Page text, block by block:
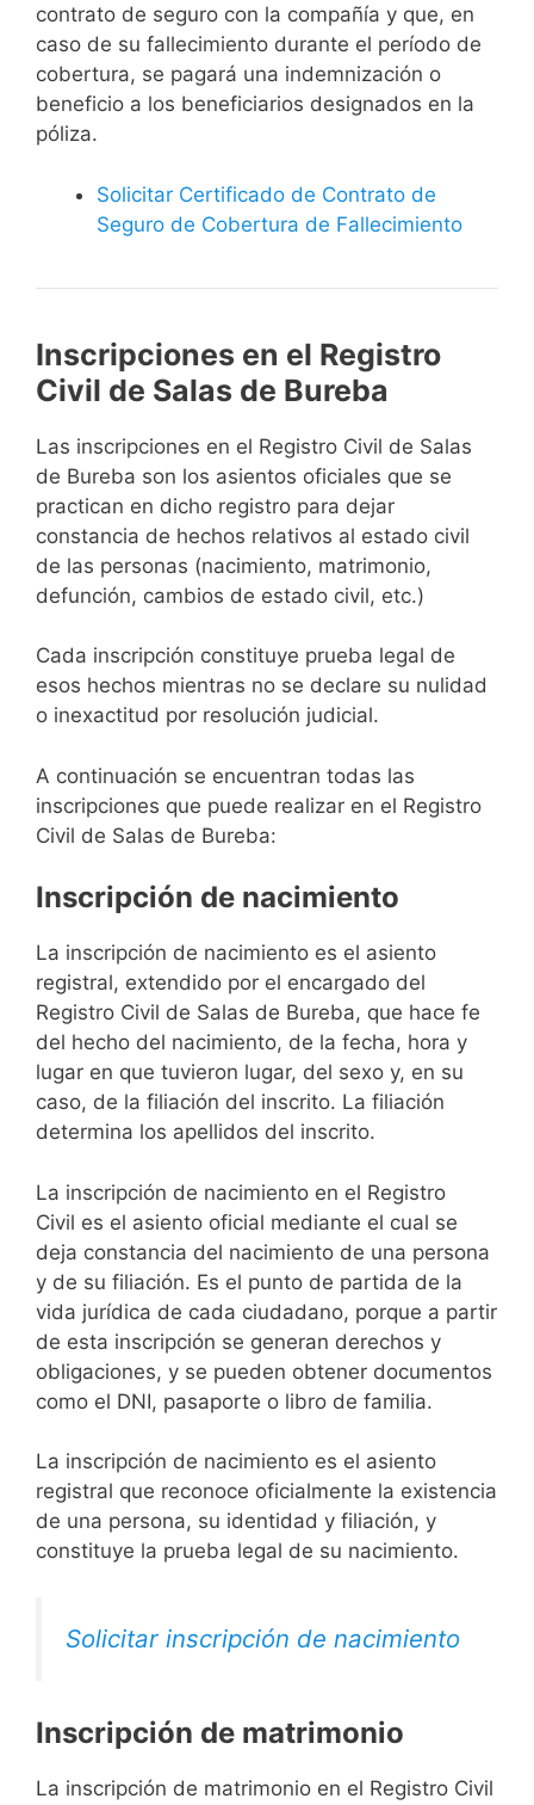
contrato de seguro con la compañía y que, en
caso de su fallecimiento durante el período de
cobertura, se pagará una indemnización o
beneficio a los beneficiarios designados en la
póliza.
Solicitar Certificado de Contrato de
Seguro de Cobertura de Fallecimiento
Inscripciones en el Registro
Civil de Salas de Bureba
Las inscripciones en el Registro Civil de Salas
de Bureba son los asientos oficiales que se
practican en dicho registro para dejar
constancia de hechos relativos al estado civil
de las personas (nacimiento, matrimonio,
defunción, cambios de estado civil, etc.)
Cada inscripción constituye prueba legal de
esos hechos mientras no se declare su nulidad
o inexactitud por resolución judicial.
A continuación se encuentran todas las
inscripciones que puede realizar en el Registro
Civil de Salas de Bureba:
Inscripción de nacimiento
La inscripción de nacimiento es el asiento
registral, extendido por el encargado del
Registro Civil de Salas de Bureba, que hace fe
del hecho del nacimiento, de la fecha, hora y
lugar en que tuvieron lugar, del sexo y, en su
caso, de la filiación del inscrito. La filiación
determina los apellidos del inscrito.
La inscripción de nacimiento en el Registro
Civil es el asiento oficial mediante el cual se
deja constancia del nacimiento de una persona
y de su filiación. Es el punto de partida de la
vida jurídica de cada ciudadano, porque a partir
de esta inscripción se generan derechos y
obligaciones, y se pueden obtener documentos
como el DNI, pasaporte o libro de familia.
La inscripción de nacimiento es el asiento
registral que reconoce oficialmente la existencia
de una persona, su identidad y filiación, y
constituye la prueba legal de su nacimiento.
Solicitar inscripción de nacimiento
Inscripción de matrimonio
La inscripción de matrimonio en el Registro Civil